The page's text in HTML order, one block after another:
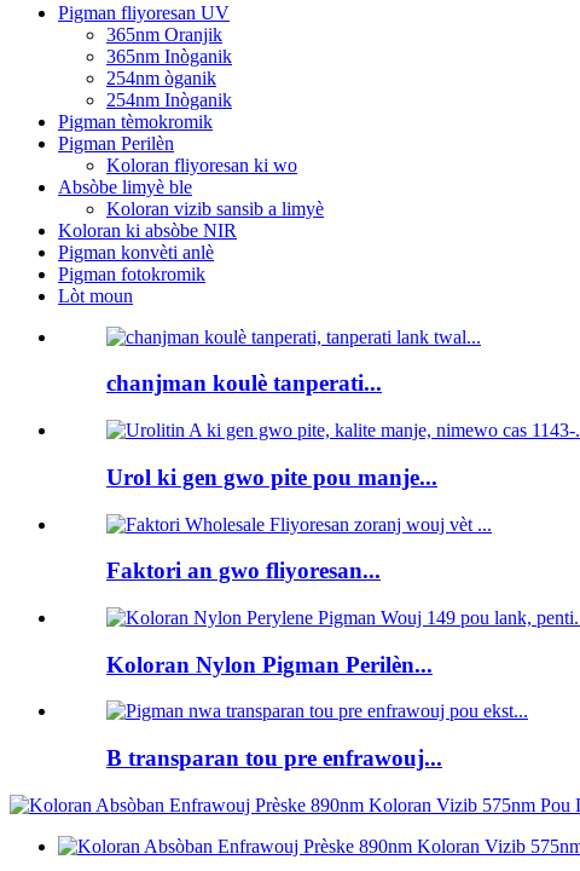
Pigman fliyoresan UV
365nm Oranjik
365nm Inòganik
254nm òganik
254nm Inòganik
Pigman tèmokromik
Pigman Perilèn
Koloran fliyoresan ki wo
Absòbe limyè ble
Koloran vizib sansib a limyè
Koloran ki absòbe NIR
Pigman konvèti anlè
Pigman fotokromik
Lòt moun
chanjman koulè tanperati...
Urol ki gen gwo pite pou manje...
Faktori an gwo fliyoresan...
Koloran Nylon Pigman Perilèn...
B transparan tou pre enfrawouj...